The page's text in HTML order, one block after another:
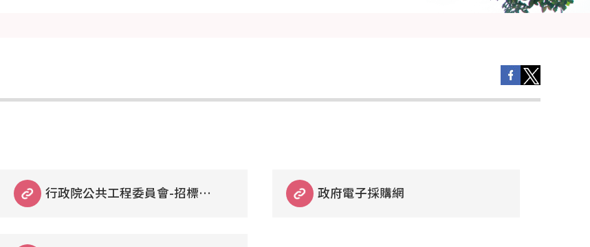
行政院公共工程委員會-招標相
政府電子採購網